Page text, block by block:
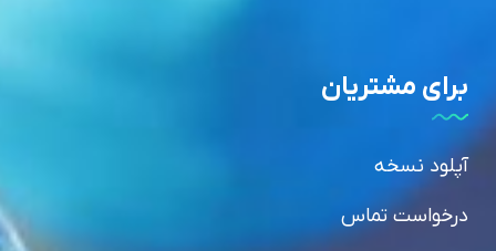
برای مشتریان
آپلود نسخه
درخواست تماس